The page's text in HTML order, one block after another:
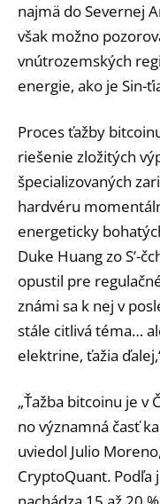
najmä do Severnej
však možno
vnútrozemských
energie, ako je Sin-
Proces ťažby
riešenie zložitých
špecializovaných
hardvéru
energeticky
Duke Huang zo S’-
opustil pre
známi sa k nej v
stále citlivá téma…
elektrine, ťažia
„Ťažba bitcoinu je v
no významná časť
uviedol Julio
CryptoQuant. Podľa